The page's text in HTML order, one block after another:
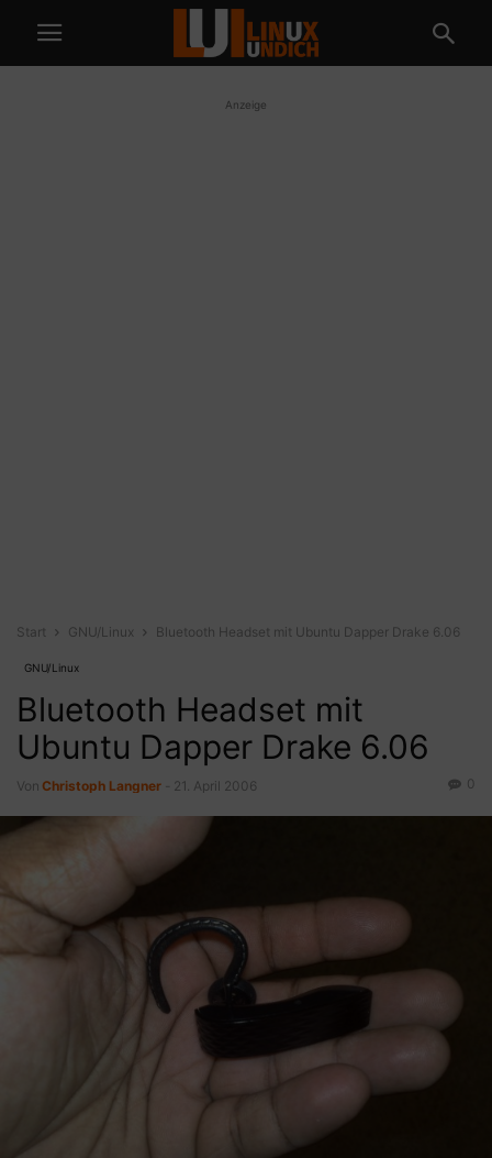
Anzeige
Start GNU/Linux Bluetooth Headset mit Ubuntu Dapper Drake 6.06
GNU/Linux
Bluetooth Headset mit
Ubuntu Dapper Drake 6.06
Von Christoph Langner 21. April 2006 0